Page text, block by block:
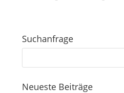
Suchanfrage
Neueste Beiträge